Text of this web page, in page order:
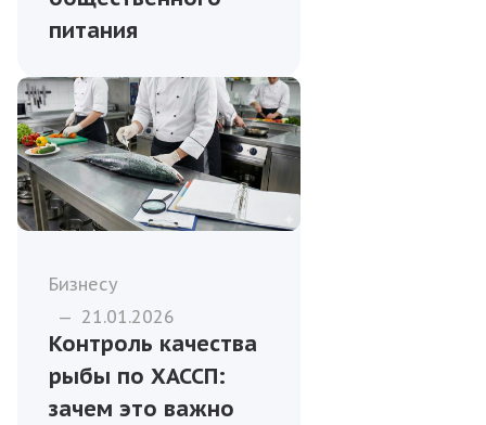
питания
Бизнесу
— 21.01.2026
Контроль качества
рыбы по ХАССП:
зачем это важно